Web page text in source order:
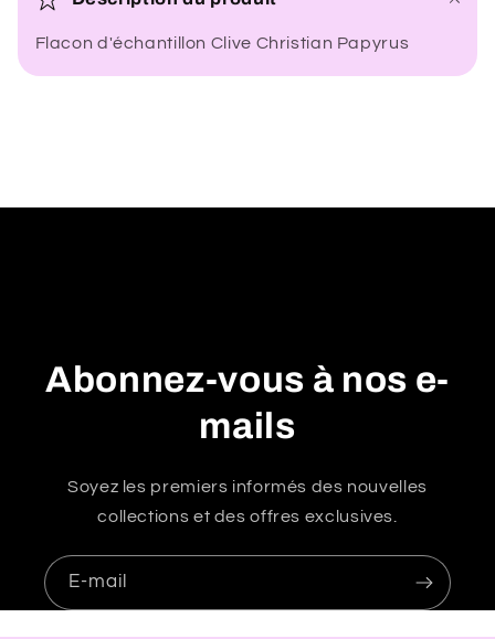
e
é
Flacon d'échantillon Clive Christian Papyrus
Abonnez-vous à nos e-
mails
Soyez les premiers informés des nouvelles
collections et des offres exclusives.
E-mail